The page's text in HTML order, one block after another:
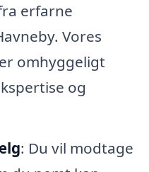
erfarne
Vores
omhyggeligt
og
: Du vil modtage